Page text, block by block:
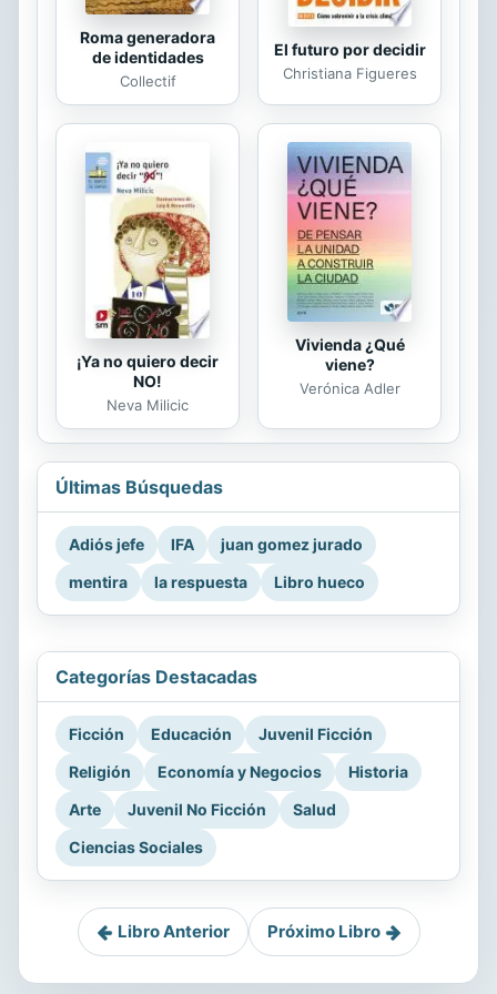
Roma generadora
de identidades
Collectif
El futuro por decidir
Christiana Figueres
¡Ya no quiero decir
NO!
Neva Milicic
Vivienda ¿Qué
viene?
Verónica Adler
Últimas Búsquedas
Adiós jefe IFA
juan gomez jurado
mentira
la respuesta Libro hueco
Categorías Destacadas
Ficción Educación
Juvenil Ficción
Religión
Economía y Negocios
Historia
Arte
Juvenil No Ficción
Salud
Ciencias Sociales
Libro Anterior Próximo Libro